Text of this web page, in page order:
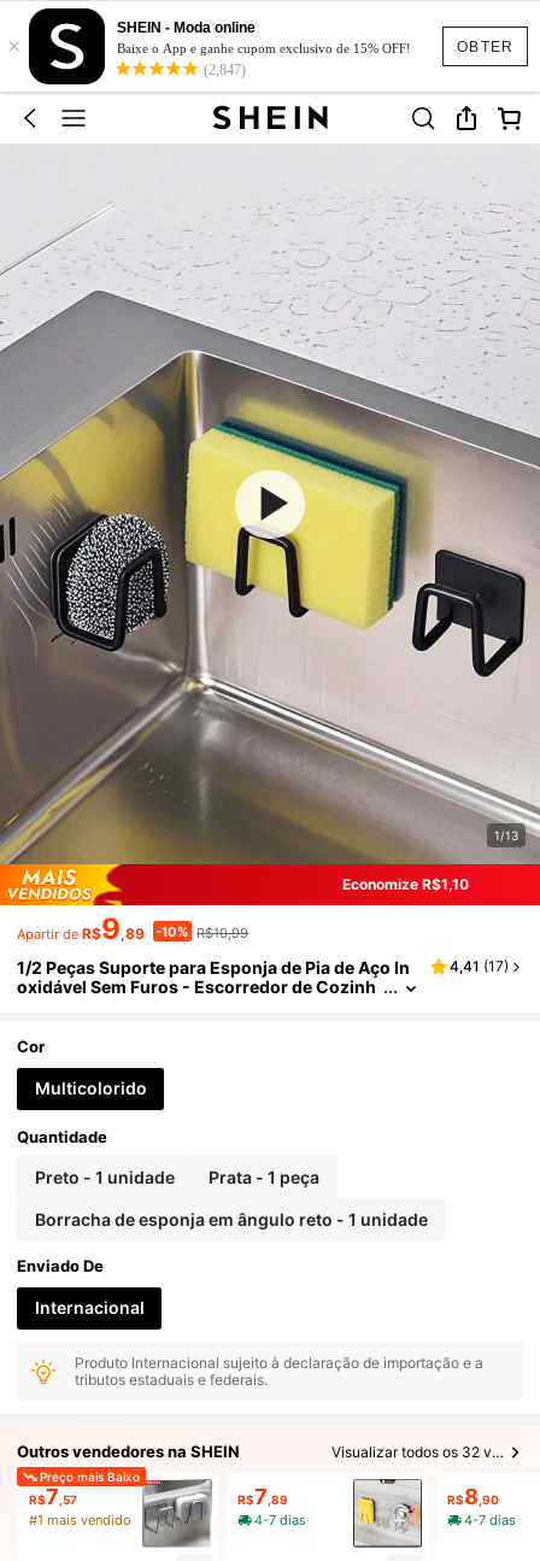
OBTER
×
SHEIN - Moda online
Baixe o App e ganhe cupom exclusivo de 15% OFF!
(2,847)
1/13
Economize R$1,10
Apartir de R$9,89 -10% R$10,99
1/2 Peças Suporte para Esponja de Pia de Aço In
oxidável Sem Furos - Escorredor de Cozinh
a, Presente de Natal 2025
4,41 (17)
Cor
Multicolorido
Quantidade
Preto - 1 unidade Prata - 1 peça
Borracha de esponja em ângulo reto - 1 unidade
Enviado De
Internacional
Produto Internacional sujeito à declaração de importação e a
tributos estaduais e federais.
Outros vendedores na SHEIN Visualizar todos os 32 vendedores
Preço mais Baixo
R$7 ,57
#1 mais vendido
R$7 ,89
4-7 dias
R$8 ,90
4-7 dias